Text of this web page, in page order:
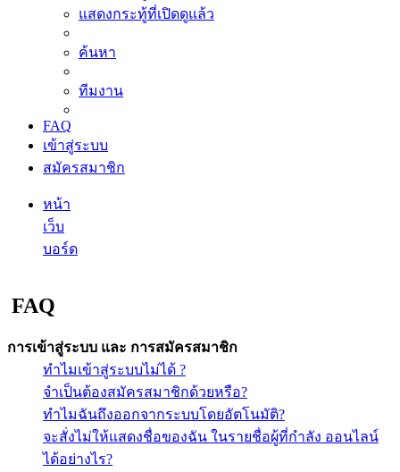
แสดงกระทู้ที่เปิดดูแล้ว
ค้นหา
ทีมงาน
FAQ
เข้าสู่ระบบ
สมัครสมาชิก
หน้า
เว็บ
บอร์ด
FAQ
การเข้าสู่ระบบ และ การสมัครสมาชิก
ทำไมเข้าสู่ระบบไม่ได้ ?
จำเป็นต้องสมัครสมาชิกด้วยหรือ?
ทำไมฉันถึงออกจากระบบโดยอัตโนมัติ?
จะสั่งไม่ให้แสดงชื่อของฉัน ในรายชื่อผู้ที่กำลัง ออนไลน์
ได้อย่างไร?